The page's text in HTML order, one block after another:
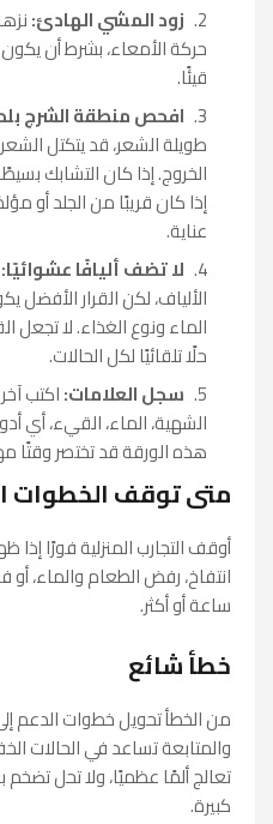
زود المشي الهادئ:
حركة الأمعاء، بشرط أن يكون
قيئًا.
افحص منطقة الشرج
طويلة الشعر، قد يتكتل
الخروج. إذا كان التشابك
إذا كان قريبًا من الجلد أو
عناية.
لا تضف أليافًا عشوائيًا:
الألياف، لكن القرار
الماء ونوع الغذاء. لا تجعل
حلًا تلقائيًا لكل الحالات.
سجل العلامات:اكتب
الشهية، الماء، القيء، أي
هذه الورقة قد تختصر وقتًا
متى توقف الخطوات
أوقف التجارب المنزلية فورًا
ساعة أو أكثر.
خطأ شائع
من الخطأ تحويل خطوات الدعم
والمتابعة تساعد في الحالات
تعالج ألمًا عظميًا، ولا تحل تضخم
كبيرة.